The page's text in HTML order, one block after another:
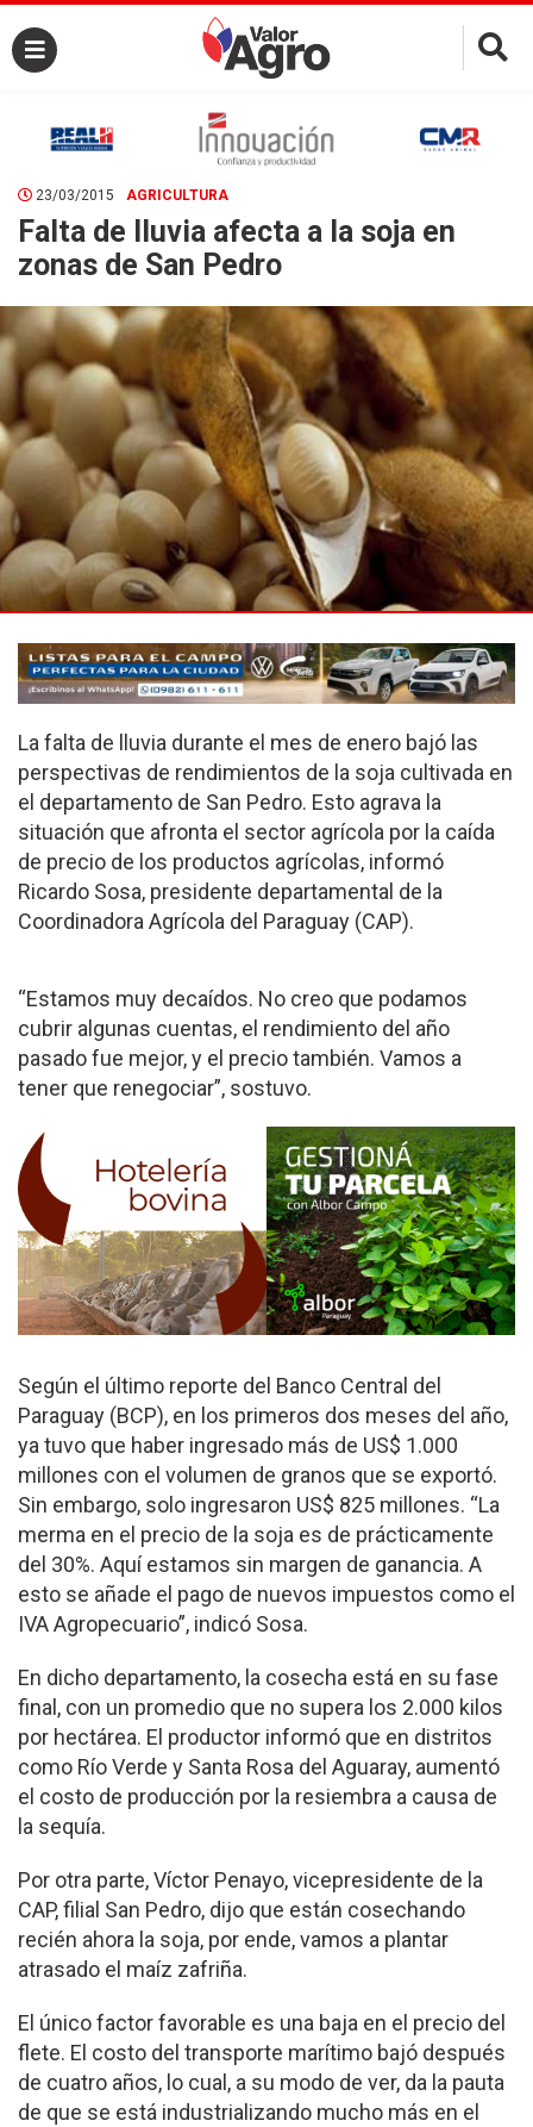
×
23/03/2015 AGRICULTURA
Falta de lluvia afecta a la soja en
zonas de San Pedro
La falta de lluvia durante el mes de enero bajó las
perspectivas de rendimientos de la soja cultivada en
el departamento de San Pedro. Esto agrava la
situación que afronta el sector agrícola por la caída
de precio de los productos agrícolas, informó
Ricardo Sosa, presidente departamental de la
Coordinadora Agrícola del Paraguay (CAP).
“Estamos muy decaídos. No creo que podamos
cubrir algunas cuentas, el rendimiento del año
pasado fue mejor, y el precio también. Vamos a
tener que renegociar”, sostuvo.
Según el último reporte del Banco Central del
Paraguay (BCP), en los primeros dos meses del año,
ya tuvo que haber ingresado más de US$ 1.000
millones con el volumen de granos que se exportó.
Sin embargo, solo ingresaron US$ 825 millones. “La
merma en el precio de la soja es de prácticamente
del 30%. Aquí estamos sin margen de ganancia. A
esto se añade el pago de nuevos impuestos como el
IVA Agropecuario”, indicó Sosa.
En dicho departamento, la cosecha está en su fase
final, con un promedio que no supera los 2.000 kilos
por hectárea. El productor informó que en distritos
como Río Verde y Santa Rosa del Aguaray, aumentó
el costo de producción por la resiembra a causa de
la sequía.
Por otra parte, Víctor Penayo, vicepresidente de la
CAP, filial San Pedro, dijo que están cosechando
recién ahora la soja, por ende, vamos a plantar
atrasado el maíz zafriña.
El único factor favorable es una baja en el precio del
flete. El costo del transporte marítimo bajó después
de cuatro años, lo cual, a su modo de ver, da la pauta
de que se está industrializando mucho más en el